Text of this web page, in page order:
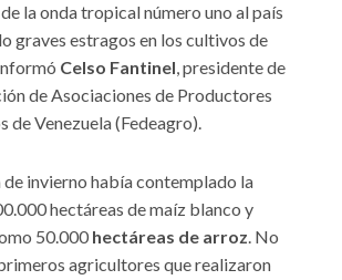
la onda tropical número uno al país
graves estragos en los cultivos de
Celso Fantinel, presidente de
de Asociaciones de Productores
de Venezuela (Fedeagro).
de invierno había contemplado la
hectáreas de maíz blanco y
50.000 hectáreas de arroz. No
agricultores que realizaron